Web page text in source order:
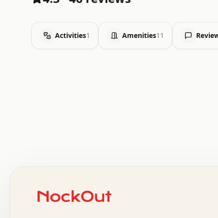
Activities1 Amenities11
.   +   .   .   o   .   .   .   .   .   .   :   .
.   .   .   o   .   .   .   .   .   .   .   .   x   .